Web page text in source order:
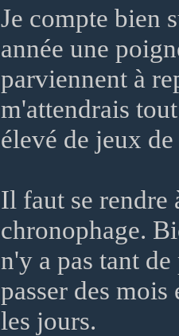
Je compte bien
année une
parviennent à
m'attendrais
élevé de jeux
Il faut se rendre
chronophage.
n'y a pas tant
passer des
les jours.